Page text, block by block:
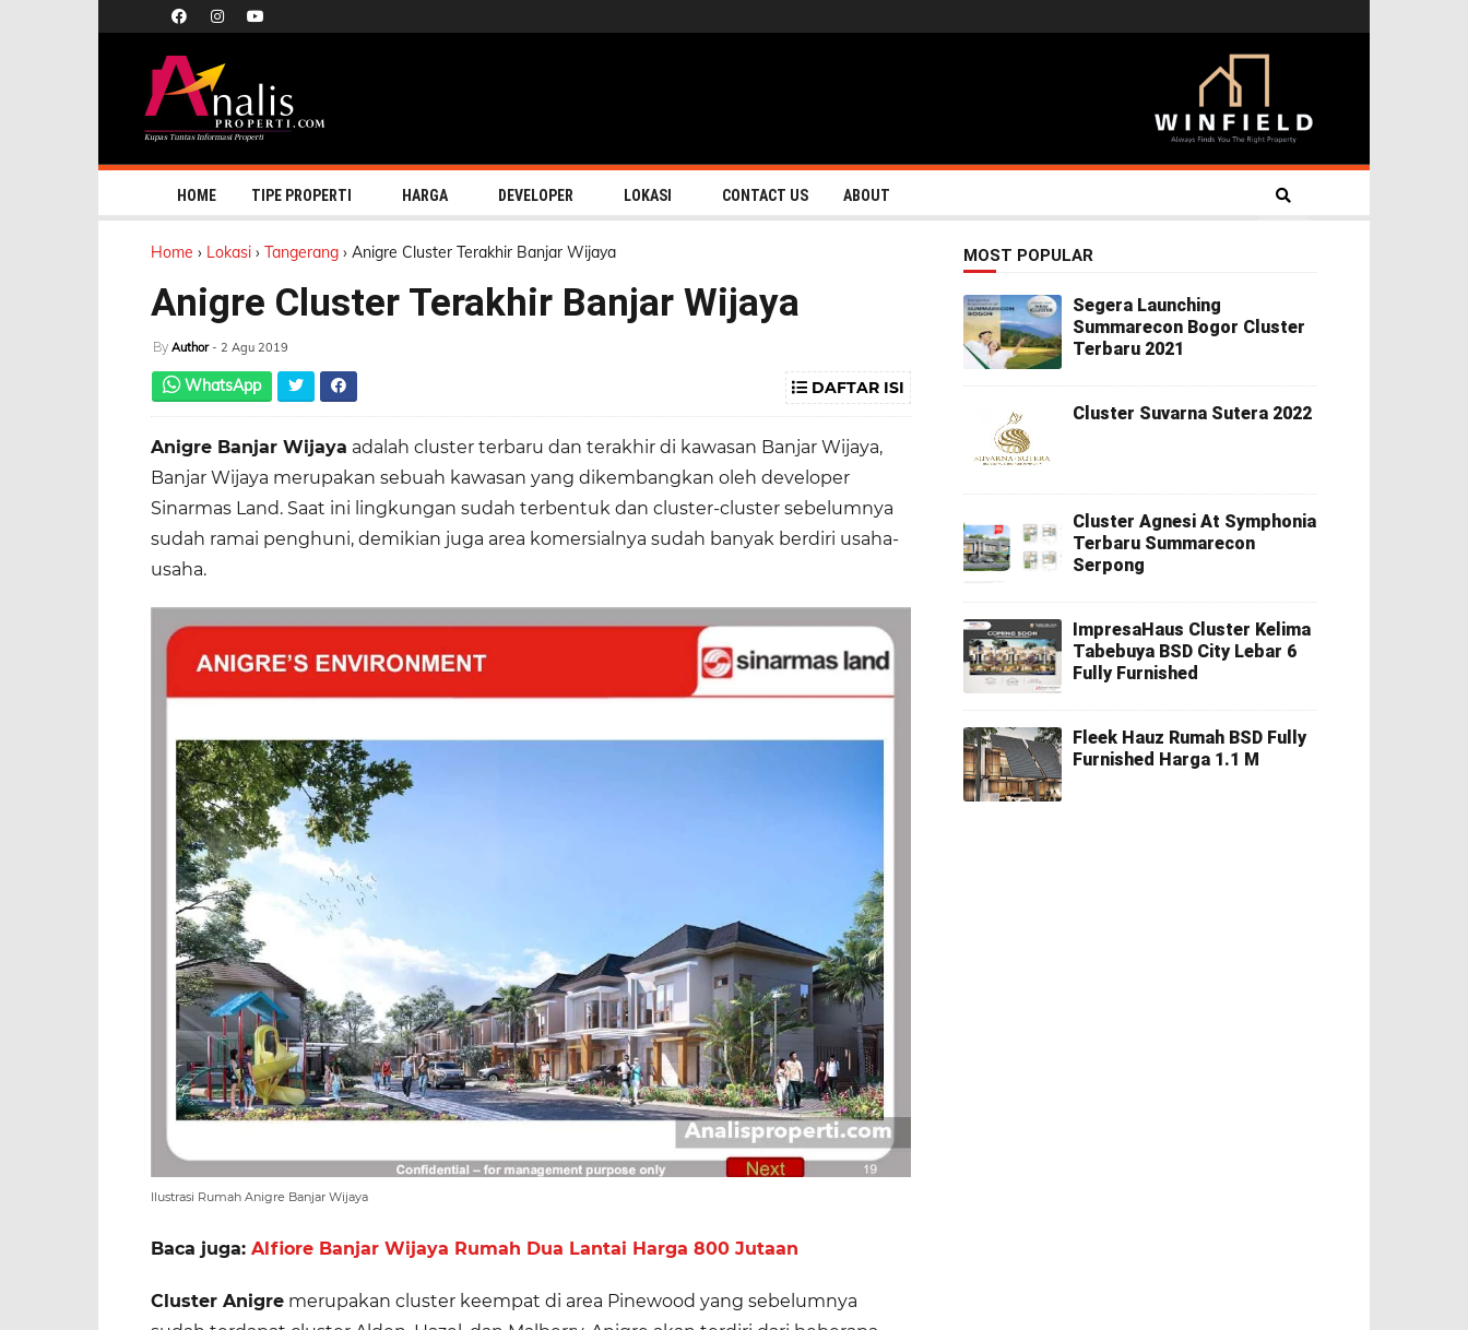
HOME TIPE PROPERTI HARGA DEVELOPER LOKASI CONTACT US ABOUT
Home › Lokasi › Tangerang › Anigre Cluster Terakhir Banjar Wijaya
Anigre Cluster Terakhir Banjar Wijaya
By Author - 2 Agu 2019
WhatsApp DAFTAR ISI
Anigre Banjar Wijaya adalah cluster terbaru dan terakhir di kawasan Banjar Wijaya,
Banjar Wijaya merupakan sebuah kawasan yang dikembangkan oleh developer
Sinarmas Land. Saat ini lingkungan sudah terbentuk dan cluster-cluster sebelumnya
sudah ramai penghuni, demikian juga area komersialnya sudah banyak berdiri usaha-
usaha.
Ilustrasi Rumah Anigre Banjar Wijaya
Baca juga: Alfiore Banjar Wijaya Rumah Dua Lantai Harga 800 Jutaan
Cluster Anigre merupakan cluster keempat di area Pinewood yang sebelumnya
MOST POPULAR
Segera Launching
Summarecon Bogor Cluster
Terbaru 2021
Cluster Suvarna Sutera 2022
Cluster Agnesi At Symphonia
Terbaru Summarecon
Serpong
ImpresaHaus Cluster Kelima
Tabebuya BSD City Lebar 6
Fully Furnished
Fleek Hauz Rumah BSD Fully
Furnished Harga 1.1 M